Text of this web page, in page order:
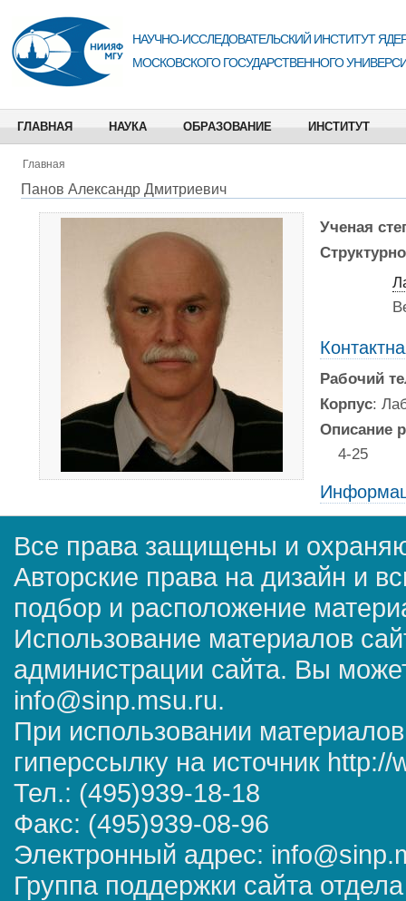
НАУЧНО-ИССЛЕДОВАТЕЛЬСКИЙ ИНСТИТУТ
МОСКОВСКОГО ГОСУДАРСТВЕННОГО
ГЛАВНАЯ НАУКА ОБРАЗОВАНИЕ ИНСТИТУТ
Главная
Панов Александр Дмитриевич
Ученая
Рабочий
Корпус:
Описание
4-25
Все права защищены и
Авторские права на дизайн и
подбор и расположение
Использование материалов
администрации сайта. Вы
info@sinp.msu.ru.
При использовании
гиперссылку на источник
Тел.: (495)939-18-18
Факс: (495)939-08-96
Электронный адрес:
Группа поддержки сайта